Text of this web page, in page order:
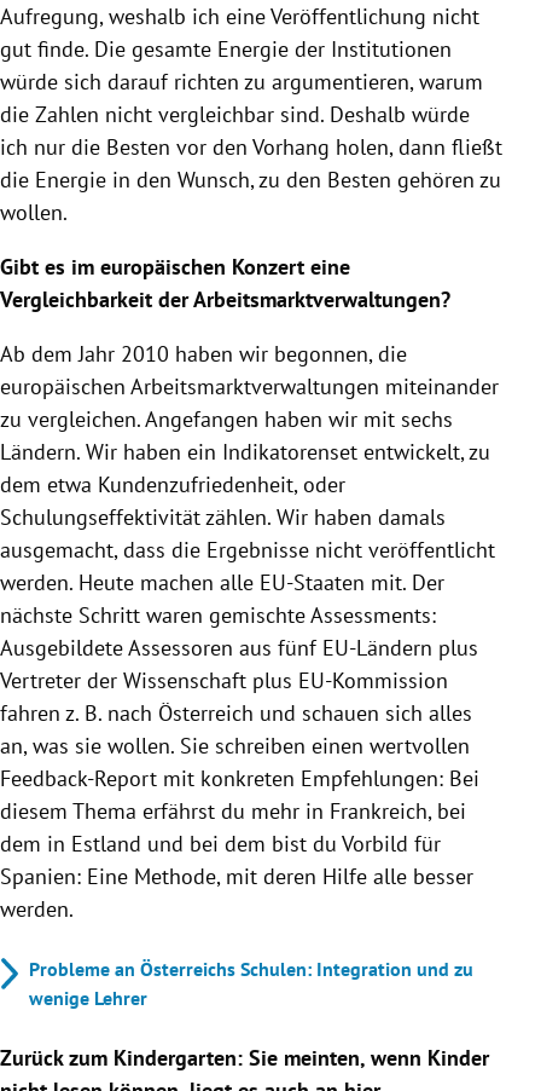
Aufregung, weshalb ich eine Veröffentlichung nicht
gut finde. Die gesamte Energie der Institutionen
würde sich darauf richten zu argumentieren, warum
die Zahlen nicht vergleichbar sind. Deshalb würde
ich nur die Besten vor den Vorhang holen, dann fließt
die Energie in den Wunsch, zu den Besten gehören zu
wollen.
Gibt es im europäischen Konzert eine
Vergleichbarkeit der Arbeitsmarktverwaltungen?
Ab dem Jahr 2010 haben wir begonnen, die
europäischen Arbeitsmarktverwaltungen miteinander
zu vergleichen. Angefangen haben wir mit sechs
Ländern. Wir haben ein Indikatorenset entwickelt, zu
dem etwa Kundenzufriedenheit, oder
Schulungseffektivität zählen. Wir haben damals
ausgemacht, dass die Ergebnisse nicht veröffentlicht
werden. Heute machen alle EU-Staaten mit. Der
nächste Schritt waren gemischte Assessments:
Ausgebildete Assessoren aus fünf EU-Ländern plus
Vertreter der Wissenschaft plus EU-Kommission
fahren z. B. nach Österreich und schauen sich alles
an, was sie wollen. Sie schreiben einen wertvollen
Feedback-Report mit konkreten Empfehlungen: Bei
diesem Thema erfährst du mehr in Frankreich, bei
dem in Estland und bei dem bist du Vorbild für
Spanien: Eine Methode, mit deren Hilfe alle besser
werden.
Probleme an Österreichs Schulen: Integration und zu
wenige Lehrer
Zurück zum Kindergarten: Sie meinten, wenn Kinder